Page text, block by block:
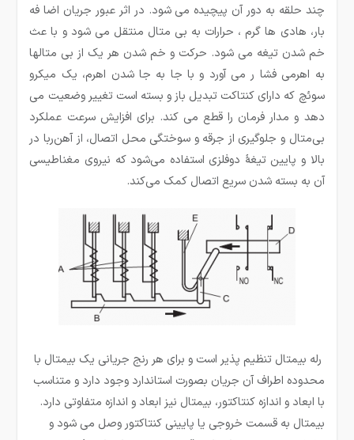
چند حلقه به دور آن پیچیده می شود. در اثر عبور جریان اضا فه
بار، هادی ها گرم ، حرارات به بی متال منتقل می شود و با عث
خم شدن تیغه می شود. حرکت و خم شدن هر یک از بی متالها
به اهرمی فشا ر می آورد و با جا به جا شدن اهرم، یک میکرو
سوئچ که دارای کنتاکت تبدیل باز و بسته است تغییر وضعیت می
دهد و مدار فرمان را قطع می کند. برای افزایش سرعت عملکرد
بی‌متال و جلوگیری از جرقه و سوختگی محل اتصال، از آهن‌ربا در
بالا و پایین تیغهٔ دوفلزی استفاده می‌شود که نیروی مغناطیسی
آن به بسته شدن سریع اتصال کمک می‌کند.
رله بیمتال تنظیم پذیر است و برای هر رنج جریانی یک بیمتال با
محدوده اطراف آن جریان بصورت استاندارد وجود دارد و متناسب
با ابعاد و اندازه کنتاکتور، بیمتال نیز ابعاد و اندازه متفاوتی دارد.
بیمتال به قسمت خروجی یا پایینی کنتاکتور وصل می شود و